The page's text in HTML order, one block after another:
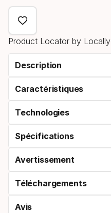
de
fixation
Product Locator by Locally
Description
Caractéristiques
Technologies
Spécifications
Avertissement
Téléchargements
Avis